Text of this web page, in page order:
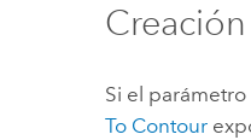
Si el parámetro
To Contour